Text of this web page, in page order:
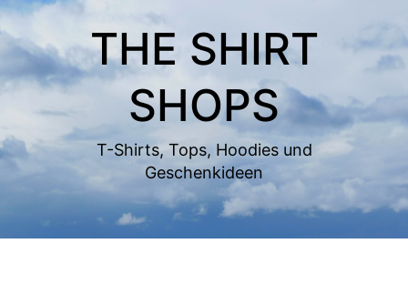
Zum
Inhalt
springen
THE SHIRT
SHOPS
T-Shirts, Tops, Hoodies und
Geschenkideen